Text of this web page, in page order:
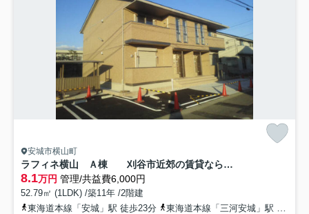
安城市横山町
ラフィネ横山 Ａ棟 刈谷市近郊の賃貸ならクラスホーム刈谷店
8.1万円 管理/共益費6,000円
52.79㎡ (1LDK) /築11年 /2階建
東海道本線「安城」駅 徒歩23分
東海道本線「三河安城」駅 徒歩27分